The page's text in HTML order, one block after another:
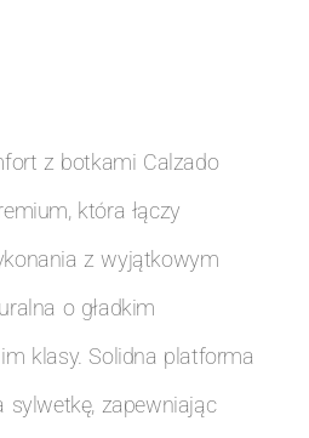
z botkami Calzado
która łączy
z wyjątkowym
o gładkim
klasy. Solidna platforma
sylwetkę, zapewniając